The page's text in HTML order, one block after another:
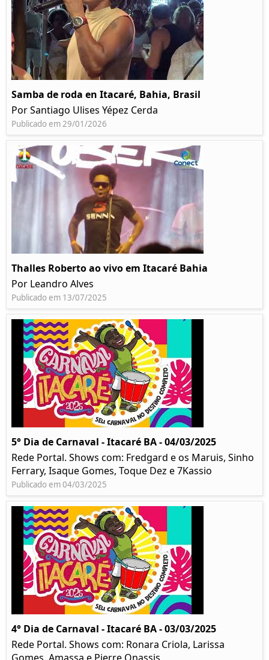
Samba de roda en Itacaré, Bahia, Brasil
Por Santiago Ulises Yépez Cerda
Publicado em 29/01/2026
Thalles Roberto ao vivo em Itacaré Bahia
Por Leandro Alves
Publicado em 13/07/2025
5° Dia de Carnaval - Itacaré BA - 04/03/2025
Rede Portal. Shows com: Fredgard e os Maruis, Sinho
Ferrary, Isaque Gomes, Toque Dez e 7Kassio
Publicado em 04/03/2025
4° Dia de Carnaval - Itacaré BA - 03/03/2025
Rede Portal. Shows com: Ronara Criola, Larissa